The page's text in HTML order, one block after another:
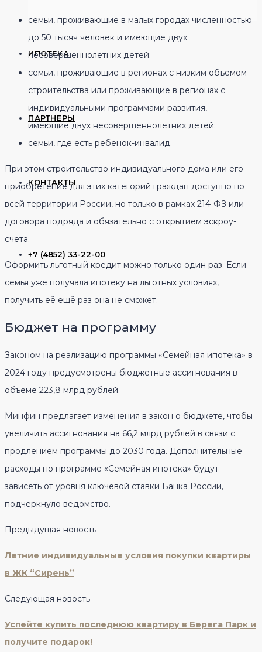
ИПОТЕКА
ПАРТНЕРЫ
КОНТАКТЫ
+7 (4852) 33-22-00
семьи, проживающие в малых городах численностью
до 50 тысяч человек и имеющие двух
несовершеннолетних детей;
семьи, проживающие в регионах с низким объемом
строительства или проживающие в регионах с
индивидуальными программами развития,
имеющие двух несовершеннолетних детей;
семьи, где есть ребенок-инвалид.
При этом строительство индивидуального дома или его
приобретение для этих категорий граждан доступно по
всей территории России, но только в рамках 214-ФЗ или
договора подряда и обязательно с открытием эскроу-
счета.
Оформить льготный кредит можно только один раз. Если
семья уже получала ипотеку на льготных условиях,
получить её ещё раз она не сможет.
Бюджет на программу
Законом на реализацию программы «Семейная ипотека» в
2024 году предусмотрены бюджетные ассигнования в
объеме 223,8 млрд рублей.
Минфин предлагает изменения в закон о бюджете, чтобы
увеличить ассигнования на 66,2 млрд рублей в связи с
продлением программы до 2030 года. Дополнительные
расходы по программе «Семейная ипотека» будут
зависеть от уровня ключевой ставки Банка России,
подчеркнуло ведомство.
Предыдущая новость
Летние индивидуальные условия покупки квартиры
в ЖК “Сирень”
Следующая новость
Успейте купить последнюю квартиру в Берега Парк и
получите подарок!